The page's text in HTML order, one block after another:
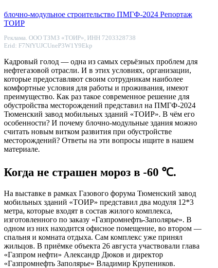
блочно-модульное строительство ПМГФ-2024 Репортаж
ТОИР
Реклама. ООО ТЗМЗ «ТОИР», ИНН 7203328738
Erid: F7NfYUJCUneP3W1Y9Ekp
Кадровый голод ― одна из самых серьёзных проблем для
нефтегазовой отрасли. И в этих условиях, организации,
которые предоставляют своим сотрудникам наиболее
комфортные условия для работы и проживания, имеют
преимущество. Как раз такое современное решение для
обустройства месторождений представил на ПМГФ-2024
Тюменский завод мобильных зданий «ТОИР». В чём его
особенности? И почему блочно-модульные здания можно
считать новым витком развития при обустройстве
месторождений? Ответы на эти вопросы ищите в нашем
материале.
Когда не страшен мороз в -60 ℃.
На выставке в рамках Газового форума Тюменский завод
мобильных зданий «ТОИР» представил два модуля 12*3
метра, которые входят в состав жилого комплекса,
изготовленного по заказу «Газпромнефть-Заполярье». В
одном из них находится офисное помещение, во втором ―
спальня и комната отдыха. Сам комплекс уже принял
жильцов. В приёмке объекта 26 августа участвовали глава
«Газпром нефти» Александр Дюков и директор
«Газпромнефть Заполярье» Владимир Крупеников.